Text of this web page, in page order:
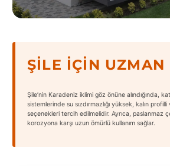
ŞILE İÇIN UZMAN
Şile’nin Karadeniz iklimi göz önüne alındığında,
sistemlerinde su sızdırmazlığı yüksek, kalın profilli
seçenekleri tercih edilmelidir. Ayrıca, paslanmaz
korozyona karşı uzun ömürlü kullanım sağlar.
States
Şehirler
Adana